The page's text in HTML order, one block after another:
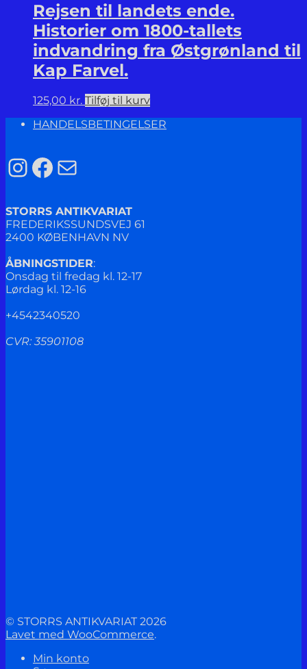
Rejsen til landets ende.
Historier om 1800-tallets
indvandring fra Østgrønland til
Kap Farvel.
125,00 kr. Tilføj til kurv
HANDELSBETINGELSER
Instagram
Facebook
Mail
STORRS ANTIKVARIAT
FREDERIKSSUNDSVEJ 61
2400 KØBENHAVN NV
ÅBNINGSTIDER:
Onsdag til fredag kl. 12-17
Lørdag kl. 12-16
+4542340520
CVR: 35901108
© STORRS ANTIKVARIAT 2026
Lavet med WooCommerce.
Min konto